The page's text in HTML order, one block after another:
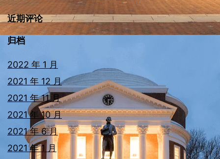
近期评论
归档
2022 年 1 月
2021 年 12 月
2021 年 11 月
2021 年 10 月
2021 年 6 月
2021 年 1 月